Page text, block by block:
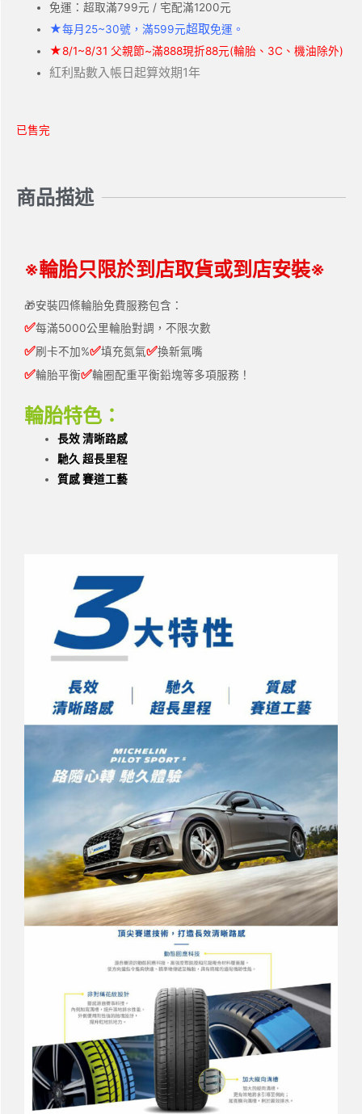
免運：超取滿799元 / 宅配滿1200元
★每月25~30號，滿599元超取免運。
★8/1~8/31 父親節~滿888現折88元(輪胎、3C、機油除外)
紅利點數入帳日起算效期1年
已售完
商品描述
※輪胎只限於到店取貨或到店安裝※
🎁安裝四條輪胎免費服務包含：
✅每滿5000公里輪胎對調，不限次數
✅刷卡不加%✅填充氮氣✅換新氣嘴
✅輪胎平衡✅輪圈配重平衡鉛塊等多項服務！
輪胎特色：
長效 清晰路感
馳久 超長里程
質感 賽道工藝